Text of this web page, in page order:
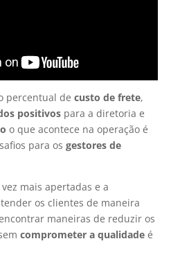
percentual de custo de frete,
positivospara a diretoria e
o que acontece na operação é
para os gestores de
mais apertadas e a
os clientes de maneira
maneiras de reduzir os
comprometer a qualidadeé